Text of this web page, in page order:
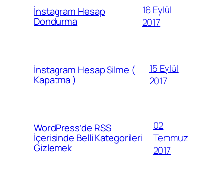
İnstagram Hesap
Dondurma
16 Eylül
2017
İnstagram Hesap Silme (
Kapatma )
15 Eylül
2017
WordPress’de RSS
İçerisinde Belli Kategorileri
Gizlemek
02
Temmuz
2017